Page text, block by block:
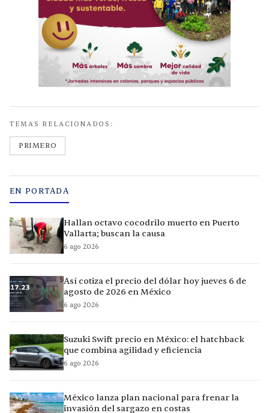
TEMAS RELACIONADOS:
PRIMERO
EN PORTADA
Hallan octavo cocodrilo muerto en Puerto
Vallarta; buscan la causa
6 ago 2026
Así cotiza el precio del dólar hoy jueves 6 de
agosto de 2026 en México
6 ago 2026
Suzuki Swift precio en México: el hatchback
que combina agilidad y eficiencia
6 ago 2026
México lanza plan nacional para frenar la
invasión del sargazo en costas